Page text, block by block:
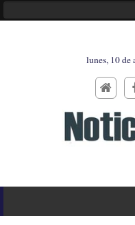
lunes, 10 de